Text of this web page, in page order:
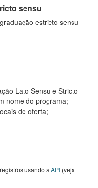
sensu
estricto sensu
Lato Sensu e Stricto
nome do programa;
de oferta;
usando a API (veja